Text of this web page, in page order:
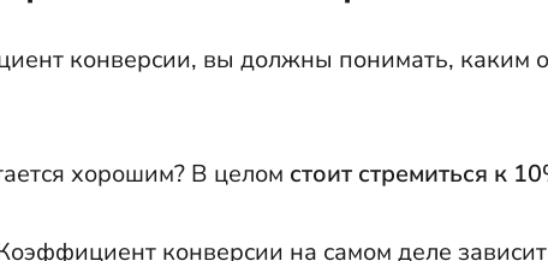
конверсии, вы должны понимать, каким
хорошим? В целом стоит стремиться к
конверсии на самом деле зависит